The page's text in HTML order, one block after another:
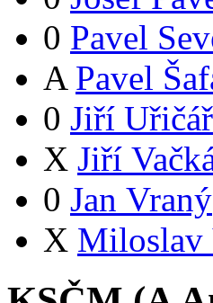
0 Pavel
A Pavel
0 Jiří Uřičář
X Jiří
0 Jan Vraný
X Miloslav